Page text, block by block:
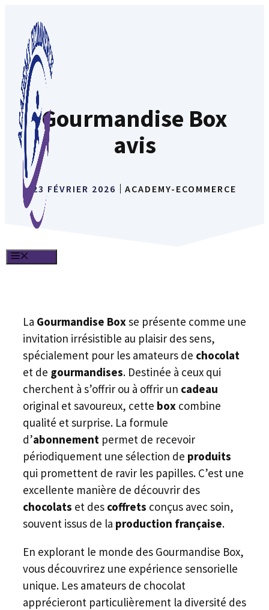
contenu
Gourmandise Box
avis
23 FÉVRIER 2026 ACADEMY-ECOMMERCE
La Gourmandise Box se présente comme une
invitation irrésistible au plaisir des sens,
spécialement pour les amateurs de chocolat
et de gourmandises. Destinée à ceux qui
cherchent à s’offrir ou à offrir un cadeau
original et savoureux, cette box combine
qualité et surprise. La formule
d’abonnement permet de recevoir
périodiquement une sélection de produits
qui promettent de ravir les papilles. C’est une
excellente manière de découvrir des
chocolats et des coffrets conçus avec soin,
souvent issus de la production française.
En explorant le monde des Gourmandise Box,
vous découvrirez une expérience sensorielle
unique. Les amateurs de chocolat
apprécieront particulièrement la diversité des